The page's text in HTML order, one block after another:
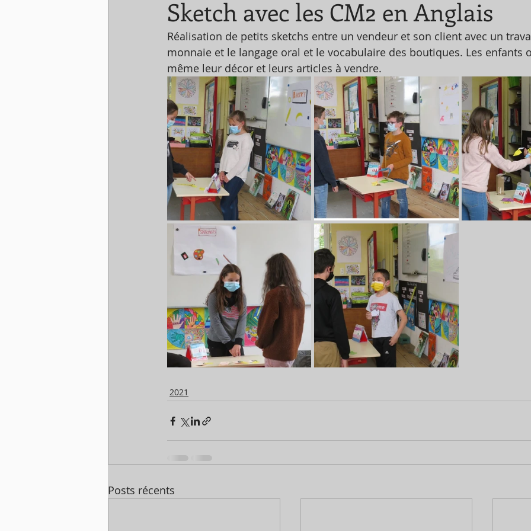
Sketch avec les CM2 en Anglais
Réalisation de petits sketchs entre un vendeur et son client avec un
monnaie et le langage oral et le vocabulaire des boutiques. Les enfants
même leur décor et leurs articles à vendre.
2021
Posts récents